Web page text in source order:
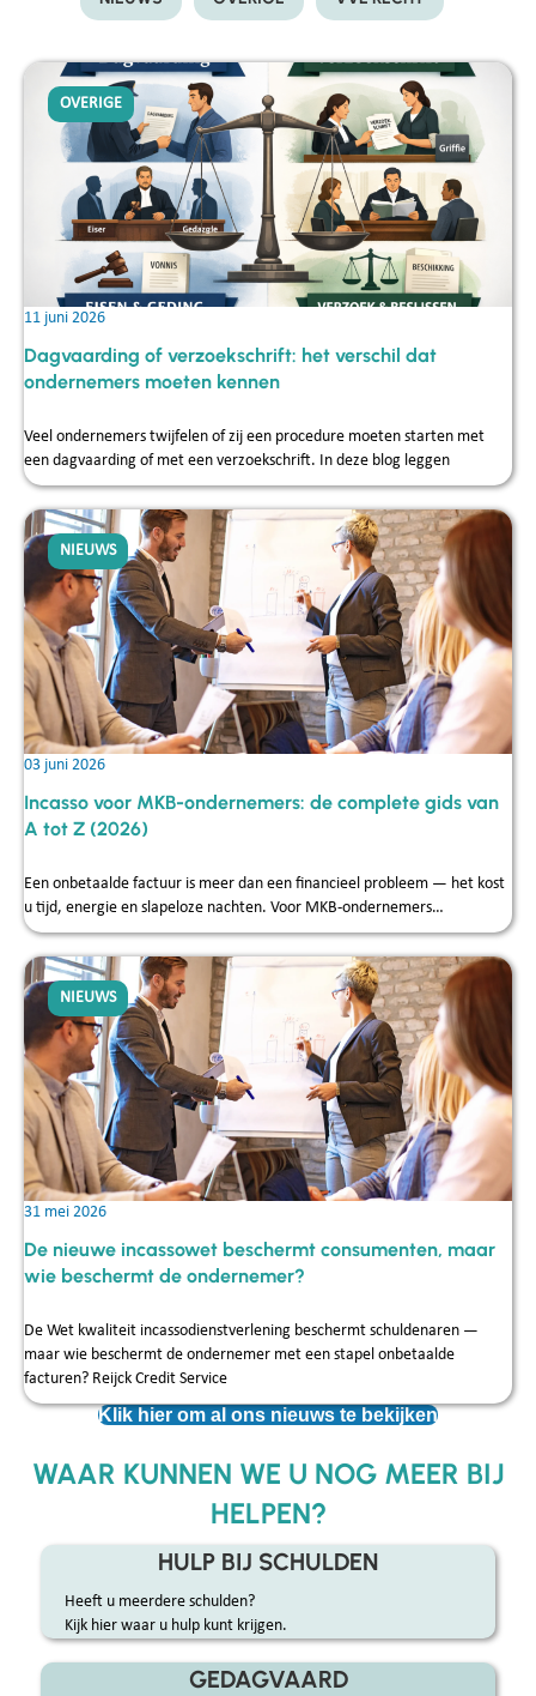
OVERIGE
11 juni 2026
Dagvaarding of verzoekschrift: het verschil dat
ondernemers moeten kennen
Veel ondernemers twijfelen of zij een procedure moeten starten met
een dagvaarding of met een verzoekschrift. In deze blog leggen
NIEUWS
03 juni 2026
Incasso voor MKB-ondernemers: de complete gids van
A tot Z (2026)
Een onbetaalde factuur is meer dan een financieel probleem — het kost
u tijd, energie en slapeloze nachten. Voor MKB-ondernemers…
NIEUWS
31 mei 2026
De nieuwe incassowet beschermt consumenten, maar
wie beschermt de ondernemer?
De Wet kwaliteit incassodienstverlening beschermt schuldenaren —
maar wie beschermt de ondernemer met een stapel onbetaalde
facturen? Reijck Credit Service
Klik hier om al ons nieuws te bekijken
WAAR KUNNEN WE U NOG MEER BIJ
HELPEN?
HULP BIJ SCHULDEN
Heeft u meerdere schulden?
Kijk hier waar u hulp kunt krijgen.
GEDAGVAARD